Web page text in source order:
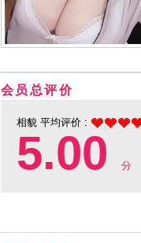
会员总评价
相貌 平均评价 :
5.00 分